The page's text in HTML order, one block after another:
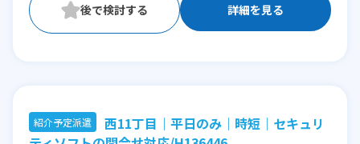
詳細を見る
紹介予定派遣
西11丁目｜平日のみ｜時短｜セキュリ